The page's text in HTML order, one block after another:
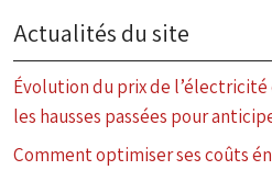
Actualités du site
Évolution du prix de l’électricité
les hausses passées pour
Comment optimiser ses coûts